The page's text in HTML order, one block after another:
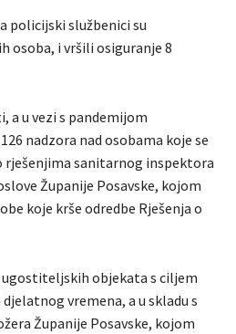
policijski službenici su
osoba, i vršili osiguranje 8
a u vezi s pandemijom
nadzora nad osobama koje se
rješenjima sanitarnog inspektora
Županije Posavske, kojom
koje krše odredbe Rješenja o
ugostiteljskih objekata s ciljem
vremena, a u skladu s
Županije Posavske, kojom